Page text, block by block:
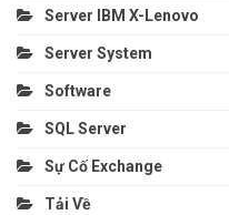
Server IBM X-Lenovo
Server System
Software
SQL Server
Sự Cố Exchange
Tải Về